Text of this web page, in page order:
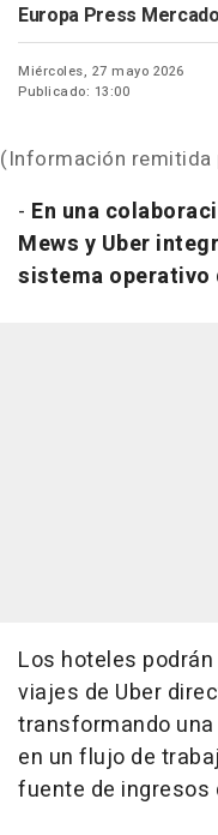
Europa Press
Miércoles, 27 mayo 2026
Publicado: 13:00
(Información remitida
- En una
Mews y Uber
sistema operativo
Los hoteles
viajes de Uber
transformando
en un flujo de
fuente de